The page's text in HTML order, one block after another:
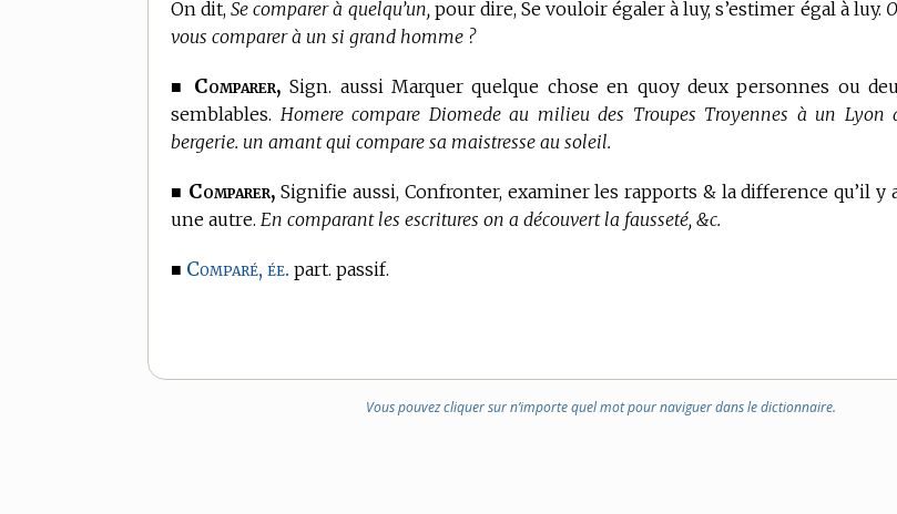
On dit,Se comparer à quelqu’un, pour dire, Se vouloir égaler à luy, s’estimer égal à luy.
vous comparer à un si grand homme ?
■ Comparer, Sign. aussi Marquer quelque chose en quoy deux personnes ou
semblables. Homere compare Diomede au milieu des Troupes Troyennes à un Lyon
bergerie. un amant qui compare sa maistresse au soleil.
■ Comparer, Signifie aussi, Confronter, examiner les rapports & la difference qu’il y
une autre. En comparant les escritures on a découvert la fausseté, &c.
■ Comparé, ée. part. passif.
Vous pouvez cliquer sur n’importe quel mot pour naviguer dans le dictionnaire.